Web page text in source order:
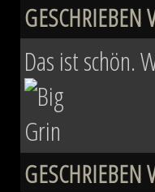
Das ist schön.